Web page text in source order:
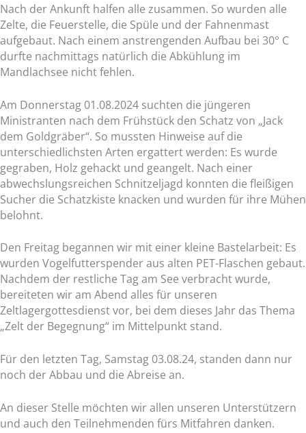
Nach der Ankunft halfen alle zusammen. So wurden alle
Zelte, die Feuerstelle, die Spüle und der Fahnenmast
aufgebaut. Nach einem anstrengenden Aufbau bei 30° C
durfte nachmittags natürlich die Abkühlung im
Mandlachsee nicht fehlen.
Am Donnerstag 01.08.2024 suchten die jüngeren
Ministranten nach dem Frühstück den Schatz von „Jack
dem Goldgräber“. So mussten Hinweise auf die
unterschiedlichsten Arten ergattert werden: Es wurde
gegraben, Holz gehackt und geangelt. Nach einer
abwechslungsreichen Schnitzeljagd konnten die fleißigen
Sucher die Schatzkiste knacken und wurden für ihre Mühen
belohnt.
Den Freitag begannen wir mit einer kleine Bastelarbeit: Es
wurden Vogelfutterspender aus alten PET-Flaschen gebaut.
Nachdem der restliche Tag am See verbracht wurde,
bereiteten wir am Abend alles für unseren
Zeltlagergottesdienst vor, bei dem dieses Jahr das Thema
„Zelt der Begegnung“ im Mittelpunkt stand.
Für den letzten Tag, Samstag 03.08.24, standen dann nur
noch der Abbau und die Abreise an.
An dieser Stelle möchten wir allen unseren Unterstützern
und auch den Teilnehmenden fürs Mitfahren danken.